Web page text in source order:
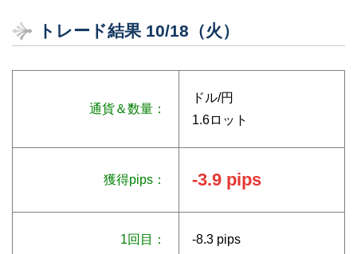
トレード結果 10/18（火）
通貨＆数量：
ドル/円
1.6ロット
獲得pips： -3.9 pips
1回目：
-8.3 pips